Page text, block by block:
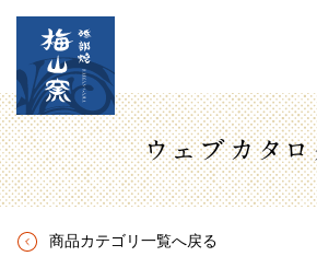
ウェブカタ
商品カテゴリ一覧へ戻る